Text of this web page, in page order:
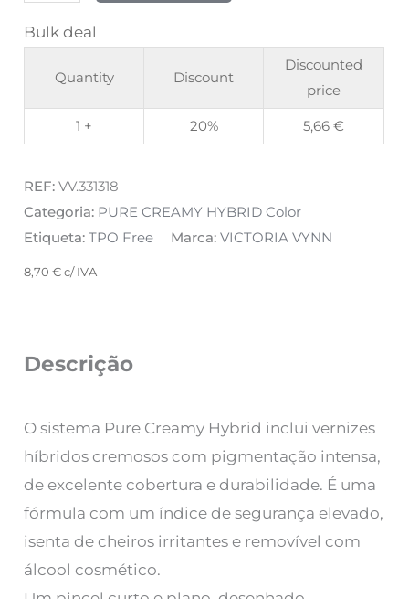
Bulk deal
Quantity Discount
Discounted
price
1 + 20% 5,66€
REF:VV.331318
Categoria: PURE CREAMY HYBRID Color
Etiqueta:TPO Free Marca:VICTORIA VYNN
8,70€ c/ IVA
Descrição
O sistema Pure Creamy Hybrid inclui vernizes
híbridos cremosos com pigmentação intensa,
de excelente cobertura e durabilidade. É uma
fórmula com um índice de segurança elevado,
isenta de cheiros irritantes e removível com
álcool cosmético.